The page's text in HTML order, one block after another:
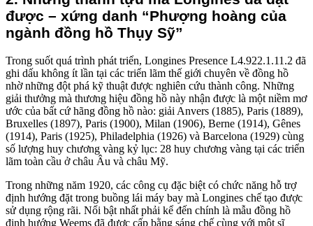
được – xứng danh “Phượng hoàng của
ngành đồng hồ Thụy Sỹ”
Trong suốt quá trình phát triển, Longines Presence L4.922.1.11.2 đã
ghi dấu không ít lần tại các triển lãm thế giới chuyên về đồng hồ
nhờ những đột phá kỹ thuật được nghiên cứu thành công. Những
giải thưởng mà thương hiệu đồng hồ này nhận được là một niềm mơ
ước của bất cứ hãng đồng hồ nào: giải Anvers (1885), Paris (1889),
Bruxelles (1897), Paris (1900), Milan (1906), Berne (1914), Gênes
(1914), Paris (1925), Philadelphia (1926) và Barcelona (1929) cùng
số lượng huy chương vàng kỷ lục: 28 huy chương vàng tại các triển
lãm toàn cầu ở châu Âu và châu Mỹ.
Trong những năm 1920, các công cụ đặc biệt có chức năng hỗ trợ
định hướng đặt trong buồng lái máy bay mà Longines chế tạo được
sử dụng rộng rãi. Nổi bật nhất phải kể đến chính là mẫu đồng hồ
định hướng Weems đã được cấp bằng sáng chế cùng với một sĩ